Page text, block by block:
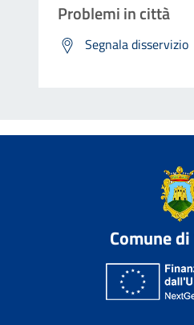
Problemi in città
Segnala disservizio
Comune